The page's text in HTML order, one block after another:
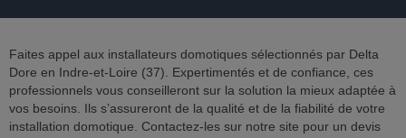
Faites appel aux installateurs domotiques sélectionnés par Delta
Dore en Indre-et-Loire (37). Expertimentés et de confiance, ces
professionnels vous conseilleront sur la solution la mieux adaptée à
vos besoins. Ils s’assureront de la qualité et de la fiabilité de votre
installation domotique. Contactez-les sur notre site pour un devis